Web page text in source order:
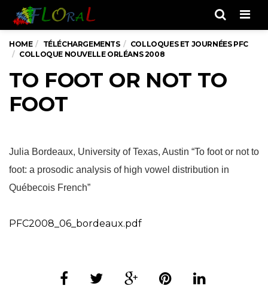
HOME TÉLÉCHARGEMENTS
COLLOQUES ET JOURNÉES PFC
COLLOQUE NOUVELLE ORLÉANS 2008
TO FOOT OR NOT TO
FOOT
Julia Bordeaux, University of Texas, Austin “To foot or not to
foot: a prosodic analysis of high vowel distribution in
Québecois French”
PFC2008_06_bordeaux.pdf